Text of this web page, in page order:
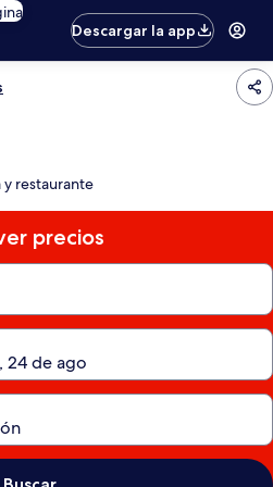
Descargar la app
y restaurante
precios